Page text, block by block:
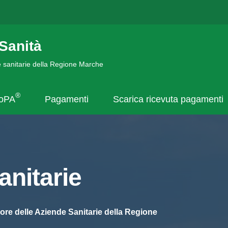
della Regione Marche
® Pagamenti Scarica ricevuta pagamenti
delle Aziende Sanitarie della Regione